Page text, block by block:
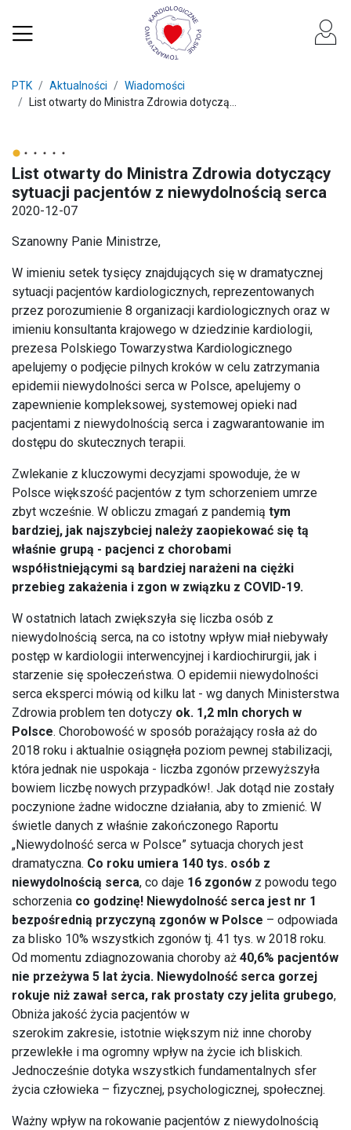
PTK Aktualności
Wiadomości
List otwarty do Ministra Zdrowia dotyczą...
List otwarty do Ministra Zdrowia dotyczący
sytuacji pacjentów z niewydolnością serca
2020-12-07
Szanowny Panie Ministrze,
W imieniu setek tysięcy znajdujących się w dramatycznej
sytuacji pacjentów kardiologicznych, reprezentowanych
przez porozumienie 8 organizacji kardiologicznych oraz w
imieniu konsultanta krajowego w dziedzinie kardiologii,
prezesa Polskiego Towarzystwa Kardiologicznego
apelujemy o podjęcie pilnych kroków w celu zatrzymania
epidemii niewydolności serca w Polsce, apelujemy o
zapewnienie kompleksowej, systemowej opieki nad
pacjentami z niewydolnością serca i zagwarantowanie im
dostępu do skutecznych terapii.
Zwlekanie z kluczowymi decyzjami spowoduje, że w
Polsce większość pacjentów z tym schorzeniem umrze
zbyt wcześnie. W obliczu zmagań z pandemią tym
bardziej, jak najszybciej należy zaopiekować się tą
właśnie grupą - pacjenci z chorobami
współistniejącymi są bardziej narażeni na ciężki
przebieg zakażenia i zgon w związku z COVID-19.
W ostatnich latach zwiększyła się liczba osób z
niewydolnością serca, na co istotny wpływ miał niebywały
postęp w kardiologii interwencyjnej i kardiochirurgii, jak i
starzenie się społeczeństwa. O epidemii niewydolności
serca eksperci mówią od kilku lat - wg danych Ministerstwa
Zdrowia problem ten dotyczy ok. 1,2 mln chorych w
Polsce. Chorobowość w sposób porażający rosła aż do
2018 roku i aktualnie osiągnęła poziom pewnej stabilizacji,
która jednak nie uspokaja - liczba zgonów przewyższyła
bowiem liczbę nowych przypadków!. Jak dotąd nie zostały
poczynione żadne widoczne działania, aby to zmienić. W
świetle danych z właśnie zakończonego Raportu
„Niewydolność serca w Polsce” sytuacja chorych jest
dramatyczna. Co roku umiera 140 tys. osób z
niewydolnością serca, co daje 16 zgonów z powodu tego
schorzenia co godzinę! Niewydolność serca jest nr 1
bezpośrednią przyczyną zgonów w Polsce – odpowiada
za blisko 10% wszystkich zgonów tj. 41 tys. w 2018 roku.
Od momentu zdiagnozowania choroby aż 40,6% pacjentów
nie przeżywa 5 lat życia. Niewydolność serca gorzej
rokuje niż zawał serca, rak prostaty czy jelita grubego,
Obniża jakość życia pacjentów w
szerokim zakresie, istotnie większym niż inne choroby
przewlekłe i ma ogromny wpływ na życie ich bliskich.
Jednocześnie dotyka wszystkich fundamentalnych sfer
życia człowieka – fizycznej, psychologicznej, społecznej.
Ważny wpływ na rokowanie pacjentów z niewydolnością